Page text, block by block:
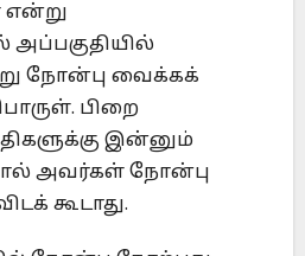
என்று
அப்பகுதியில்
நோன்பு வைக்கக்
பிறை
இன்னும்
அவர்கள் நோன்பு
கூடாது.